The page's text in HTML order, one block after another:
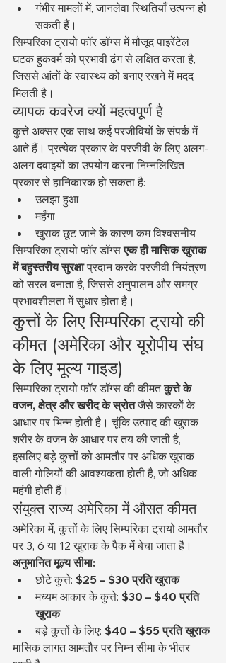
गंभीर मामलों में, जानलेवा स्थितियाँ उत्पन्न हो
सकती हैं।
सिम्परिका ट्रायो फॉर डॉग्स में मौजूद पाइरेंटेल
घटक हुकवर्म को प्रभावी ढंग से लक्षित करता है,
जिससे आंतों के स्वास्थ्य को बनाए रखने में मदद
मिलती है।
व्यापक कवरेज क्यों महत्वपूर्ण है
कुत्ते अक्सर एक साथ कई परजीवियों के संपर्क में
आते हैं। प्रत्येक प्रकार के परजीवी के लिए अलग-
अलग दवाइयों का उपयोग करना निम्नलिखित
प्रकार से हानिकारक हो सकता है:
उलझा हुआ
महँगा
खुराक छूट जाने के कारण कम विश्वसनीय
सिम्परिका ट्रायो फॉर डॉग्स एक ही मासिक खुराक
में बहुस्तरीय सुरक्षा प्रदान करके परजीवी नियंत्रण
को सरल बनाता है, जिससे अनुपालन और समग्र
प्रभावशीलता में सुधार होता है।
कुत्तों के लिए सिम्परिका ट्रायो की
कीमत (अमेरिका और यूरोपीय संघ
के लिए मूल्य गाइड)
सिम्परिका ट्रायो फॉर डॉग्स की कीमत कुत्ते के
वजन, क्षेत्र और खरीद के स्रोत जैसे कारकों के
आधार पर भिन्न होती है। चूंकि उत्पाद की खुराक
शरीर के वजन के आधार पर तय की जाती है,
इसलिए बड़े कुत्तों को आमतौर पर अधिक खुराक
वाली गोलियों की आवश्यकता होती है, जो अधिक
महंगी होती हैं।
संयुक्त राज्य अमेरिका में औसत कीमत
अमेरिका में, कुत्तों के लिए सिम्परिका ट्रायो आमतौर
पर 3, 6 या 12 खुराक के पैक में बेचा जाता है।
अनुमानित मूल्य सीमा:
छोटे कुत्ते: $25 – $30 प्रति खुराक
मध्यम आकार के कुत्ते: $30 – $40 प्रति
खुराक
बड़े कुत्तों के लिए: $40 – $55 प्रति खुराक
मासिक लागत आमतौर पर निम्न सीमा के भीतर